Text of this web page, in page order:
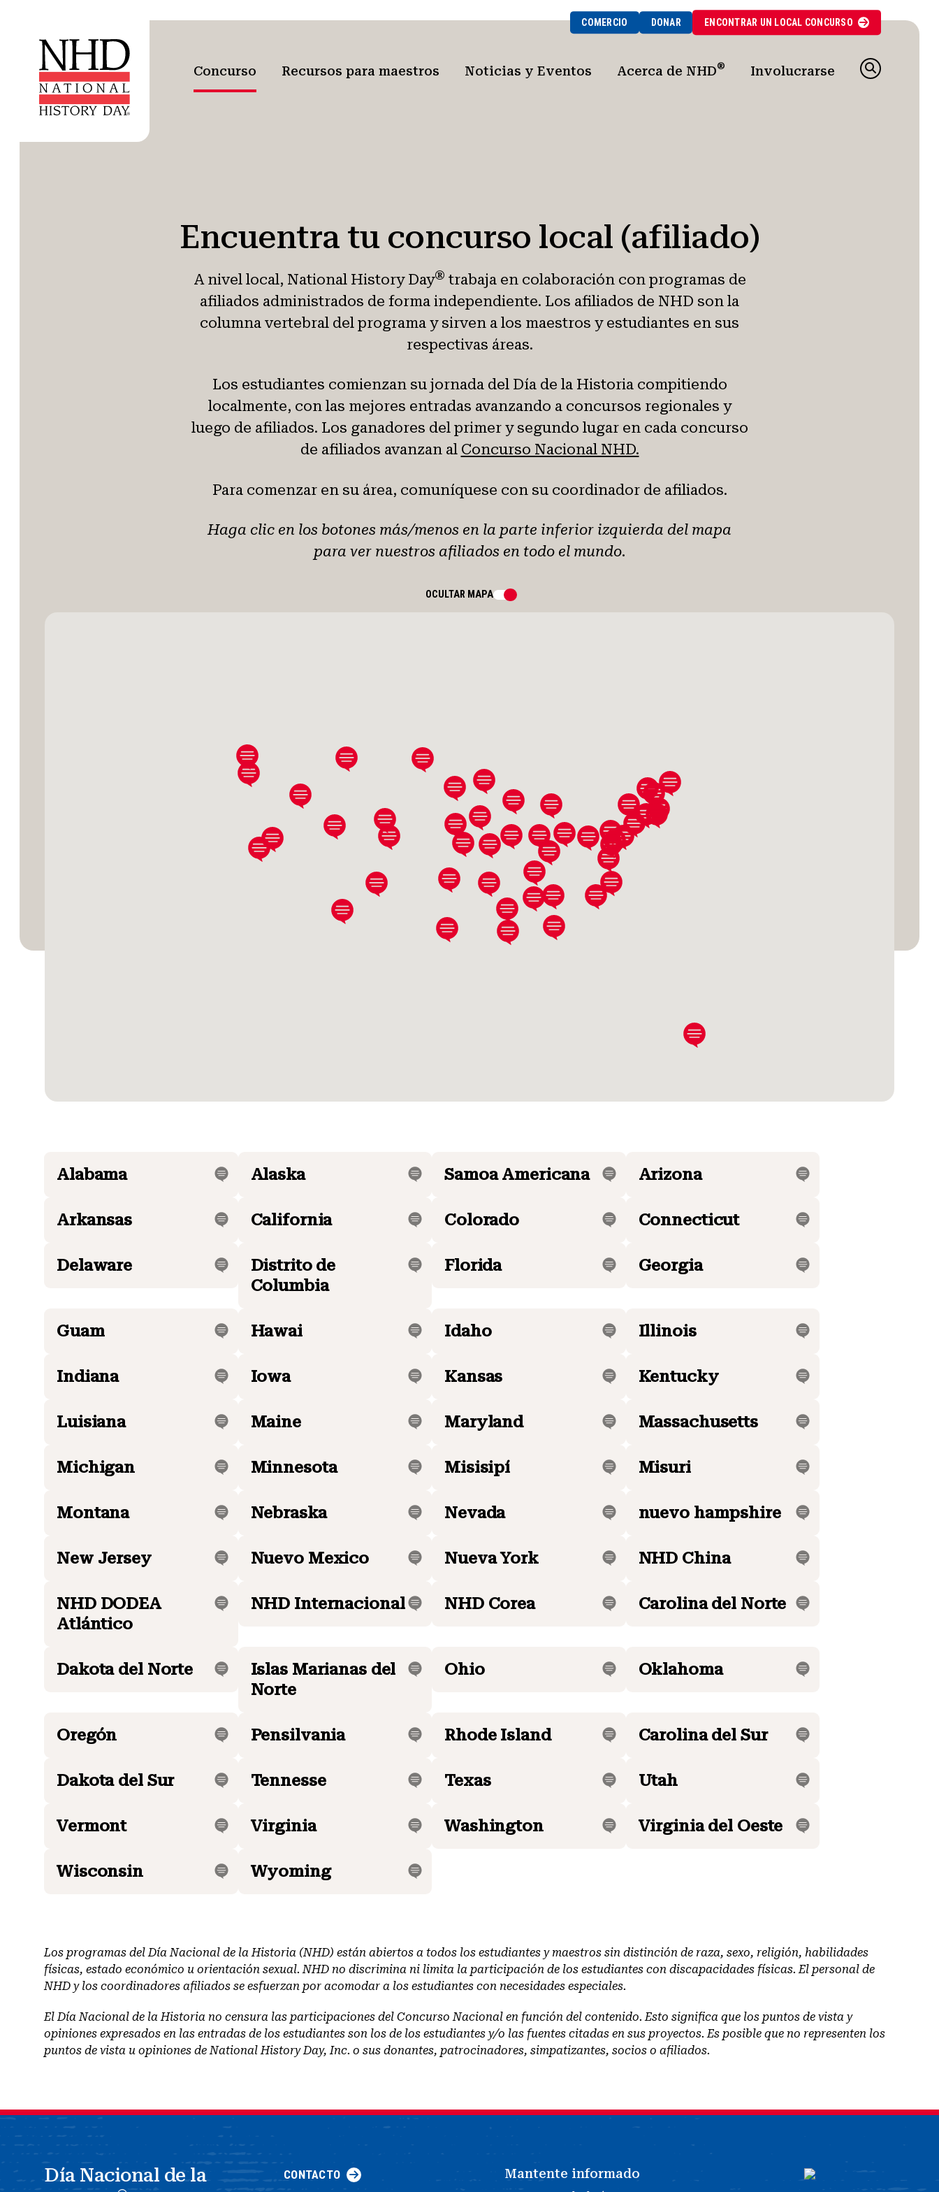
COMERCIO DONAR ENCONTRAR UN LOCAL CONCURSO
Concurso Recursos para maestros Noticias y Eventos Acerca de NHD® Involucrarse
Encuentra tu concurso local (afiliado)
A nivel local, National History Day® trabaja en colaboración con programas de
afiliados administrados de forma independiente. Los afiliados de NHD son la
columna vertebral del programa y sirven a los maestros y estudiantes en sus
respectivas áreas.
Los estudiantes comienzan su jornada del Día de la Historia compitiendo
localmente, con las mejores entradas avanzando a concursos regionales y
luego de afiliados. Los ganadores del primer y segundo lugar en cada concurso
de afiliados avanzan al Concurso Nacional NHD.
Para comenzar en su área, comuníquese con su coordinador de afiliados.
Haga clic en los botones más/menos en la parte inferior izquierda del mapa
para ver nuestros afiliados en todo el mundo.
OCULTAR MAPA
Alabama Alaska Samoa Americana Arizona
Arkansas California Colorado Connecticut
Delaware
Distrito de
Columbia
Florida Georgia
Guam Hawai Idaho Illinois
Indiana Iowa Kansas Kentucky
Luisiana Maine Maryland Massachusetts
Michigan Minnesota Misisipí Misuri
Montana Nebraska Nevada nuevo hampshire
New Jersey Nuevo Mexico Nueva York NHD China
NHD DODEA
Atlántico
NHD Internacional NHD Corea Carolina del Norte
Dakota del Norte
Islas Marianas del
Norte
Ohio Oklahoma
Oregón Pensilvania Rhode Island Carolina del Sur
Dakota del Sur Tennesse Texas Utah
Vermont Virginia Washington Virginia del Oeste
Wisconsin Wyoming
Los programas del Día Nacional de la Historia (NHD) están abiertos a todos los estudiantes y maestros sin distinción de raza, sexo, religión, habilidades
físicas, estado económico u orientación sexual. NHD no discrimina ni limita la participación de los estudiantes con discapacidades físicas. El personal de
NHD y los coordinadores afiliados se esfuerzan por acomodar a los estudiantes con necesidades especiales.
El Día Nacional de la Historia no censura las participaciones del Concurso Nacional en función del contenido. Esto significa que los puntos de vista y
opiniones expresados en las entradas de los estudiantes son los de los estudiantes y/o las fuentes citadas en sus proyectos. Es posible que no representen los
puntos de vista u opiniones de National History Day, Inc. o sus donantes, patrocinadores, simpatizantes, socios o afiliados.
Día Nacional de la
CONTACTO Mantente informado